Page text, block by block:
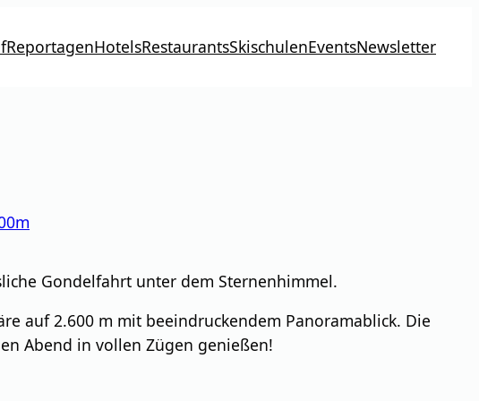
ReportagenHotelsRestaurantsSkischulenEventsNewsletter
Gondelfahrt unter dem Sternenhimmel.
auf 2.600 m mit beeindruckendem Panoramablick. Die
Abend in vollen Zügen genießen!